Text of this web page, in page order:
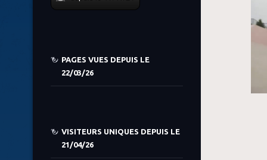
PAGES VUES DEPUIS LE
22/03/26
VISITEURS UNIQUES DEPUIS LE
21/04/26